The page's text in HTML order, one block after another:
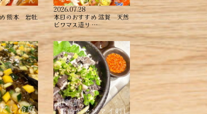
熊本 岩牡
2026.07.28
本日のおすすめ ︎滋賀 天然
ビワマス造り …